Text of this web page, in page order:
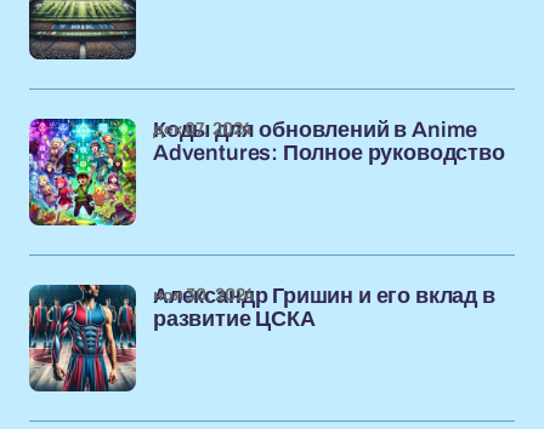
Коды для обновлений в Anime
Adventures: Полное руководство
дек 07, 2024
Александр Гришин и его вклад в
развитие ЦСКА
ноя 30, 2024